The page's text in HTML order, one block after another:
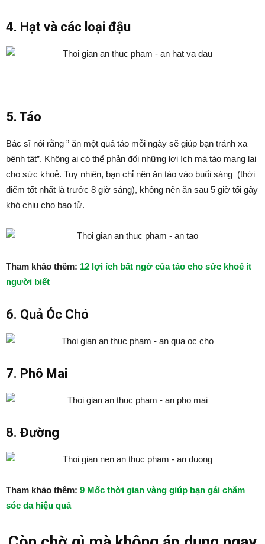
4. Hạt và các loại đậu
5. Táo
Bác sĩ nói rằng ” ăn một quả táo mỗi ngày sẽ giúp bạn tránh xa
bệnh tật”. Không ai có thể phản đối những lợi ích mà táo mang lại
cho sức khoẻ. Tuy nhiên, bạn chỉ nên ăn táo vào buổi sáng (thời
điểm tốt nhất là trước 8 giờ sáng), không nên ăn sau 5 giờ tối gây
khó chịu cho bao tử.
Tham khảo thêm: 12 lợi ích bất ngờ của táo cho sức khoẻ ít
người biết
6. Quả Óc Chó
7. Phô Mai
8. Đường
Tham khảo thêm: 9 Mốc thời gian vàng giúp bạn gái chăm
sóc da hiệu quả